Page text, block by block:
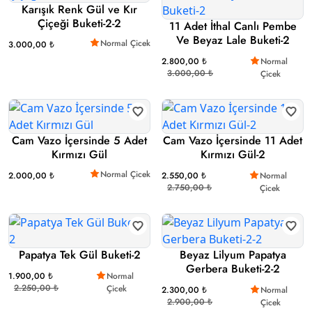
Karışık Renk Gül ve Kır
Çiçeği Buketi-2-2
3.000,00 ₺ Normal Çicek
11 Adet İthal Canlı Pembe
Ve Beyaz Lale Buketi-2
2.800,00 ₺
3.000,00 ₺
Normal
Çicek
Cam Vazo İçersinde 5 Adet
Kırmızı Gül
2.000,00 ₺ Normal Çicek
Cam Vazo İçersinde 11 Adet
Kırmızı Gül-2
2.550,00 ₺
2.750,00 ₺
Normal
Çicek
Papatya Tek Gül Buketi-2
1.900,00 ₺
2.250,00 ₺
Normal
Çicek
Beyaz Lilyum Papatya
Gerbera Buketi-2-2
2.300,00 ₺
2.900,00 ₺
Normal
Çicek